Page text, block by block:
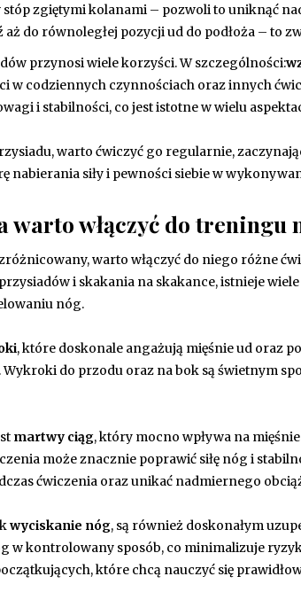
zgiętymi kolanami – pozwoli to uniknąć
aż do równoległej pozycji ud do podłoża – to
przynosi wiele korzyści. W szczególności:
w codziennych czynnościach oraz innych
i stabilności, co jest istotne w wielu
warto ćwiczyć go regularnie,
nabierania siły i pewności siebie w
warto włączyć do treningu
warto włączyć do niego różne
i skakania na skakance, istnieje
nóg.
, które doskonale angażują mięśnie ud oraz
do przodu oraz na bok są świetnym
martwy ciąg, który mocno wpływa na
może znacznie poprawić siłę nóg i
ćwiczenia oraz unikać nadmiernego
wyciskanie nóg, są również doskonałym
w kontrolowany sposób, co minimalizuje
które chcą nauczyć się